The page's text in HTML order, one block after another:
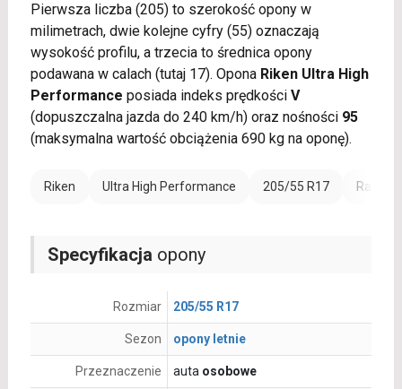
Pierwsza liczba (205) to szerokość opony w
milimetrach, dwie kolejne cyfry (55) oznaczają
wysokość profilu, a trzecia to średnica opony
podawana w calach (tutaj 17). Opona Riken Ultra High
Performance posiada indeks prędkości V
(dopuszczalna jazda do 240 km/h) oraz nośności 95
(maksymalna wartość obciążenia 690 kg na oponę).
Riken Ultra High Performance 205/55 R17 Rant
Specyfikacja opony
Rozmiar 205/55 R17
Sezon opony letnie
Przeznaczenie auta osobowe